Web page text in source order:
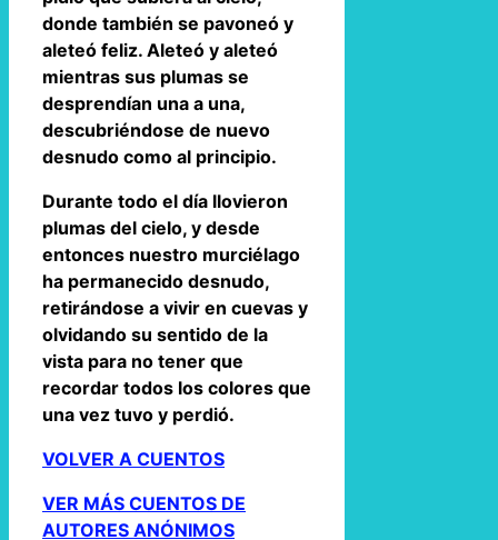
donde también se pavoneó y
aleteó feliz. Aleteó y aleteó
mientras sus plumas se
desprendían una a una,
descubriéndose de nuevo
desnudo como al principio.
Durante todo el día llovieron
plumas del cielo, y desde
entonces nuestro murciélago
ha permanecido desnudo,
retirándose a vivir en cuevas y
olvidando su sentido de la
vista para no tener que
recordar todos los colores que
una vez tuvo y perdió.
VOLVER A CUENTOS
VER MÁS CUENTOS DE
AUTORES ANÓNIMOS